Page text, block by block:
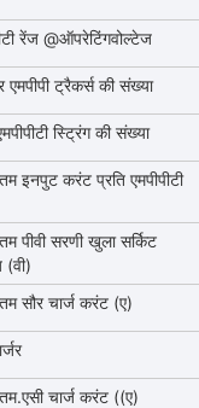
रेंज @ऑपरेटिंगवोल्टेज
एमपीपी ट्रैकर्स की संख्या
स्ट्रिंग की संख्या
इनपुट करंट प्रति एमपीपीटी
पीवी सरणी खुला सर्किट
(वी)
सौर चार्ज करंट (ए)
चार्ज करंट ((ए)